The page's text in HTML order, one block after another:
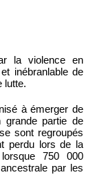
la violence en
inébranlable de
lutte.
à émerger de
grande partie de
sont regroupés
perdu lors de la
750 000
par les